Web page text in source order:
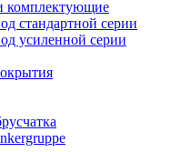
комплектующие
стандартной серии
усиленной серии